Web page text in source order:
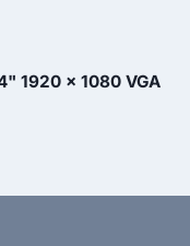
1920 x 1080 VGA